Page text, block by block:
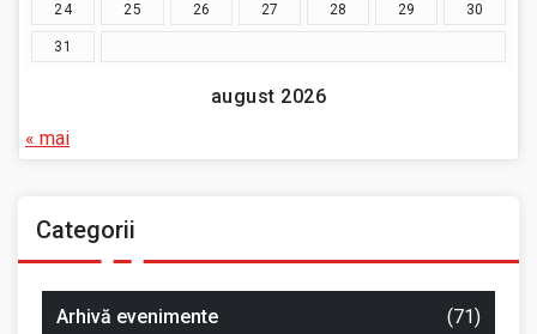
august 2026
24 25 26 27 28 29 30
31
« mai
Categorii
Arhivă evenimente (71)